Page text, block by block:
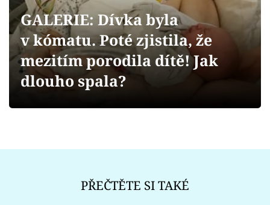
Videa
Sledujte prima+
GALERIE: Dívka byla
v kómatu. Poté zjistila, že
mezitím porodila dítě! Jak
dlouho spala?
PŘEČTĚTE SI TAKÉ